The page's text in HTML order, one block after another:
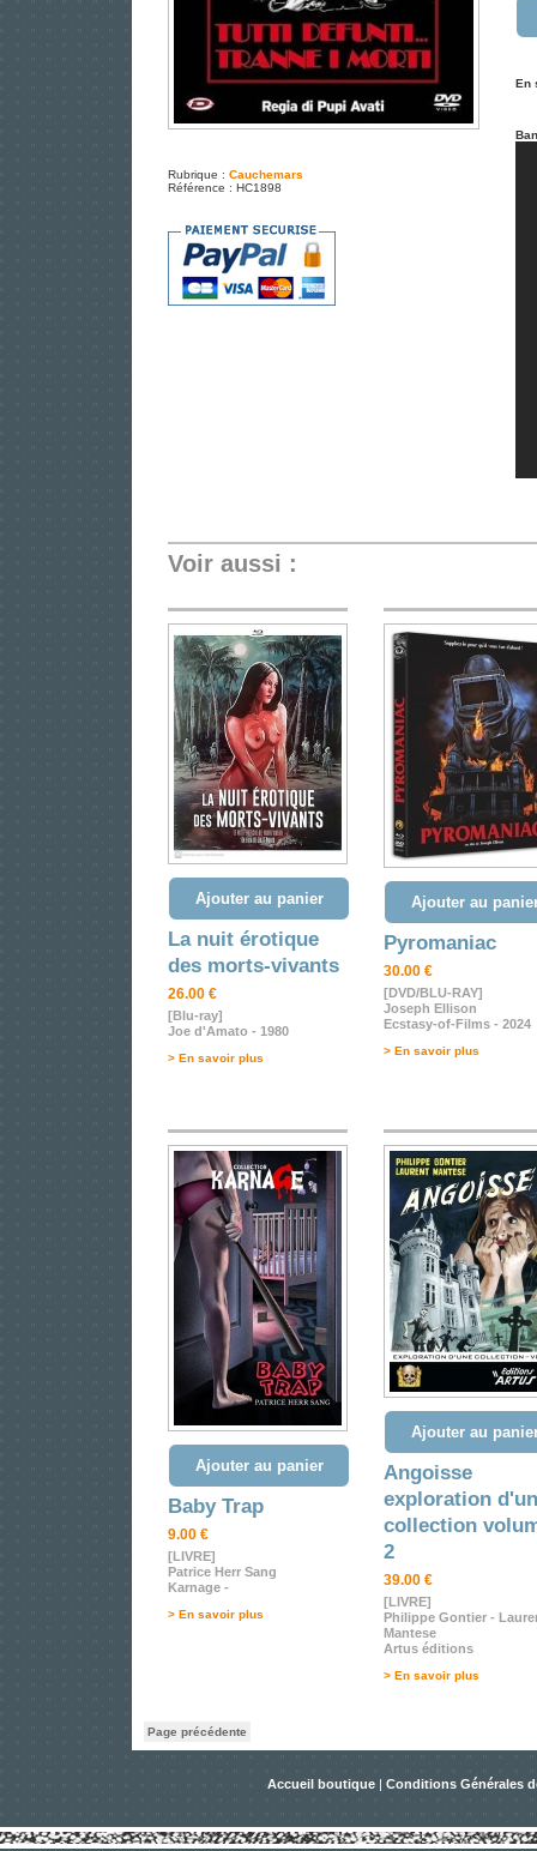
Rubrique : Cauchemars
Référence : HC1898
En
Voir aussi :
Ajouter au panier
La nuit érotique
des morts-vivants
26.00 €
[Blu-ray]
Joe d'Amato - 1980
> En savoir plus
Ajouter au
Pyromaniac
30.00 €
[DVD/BLU-RAY]
Joseph Ellison
Ecstasy-of-Films - 2024
> En savoir plus
Ajouter au panier
Baby Trap
9.00 €
[LIVRE]
Patrice Herr Sang
Karnage -
> En savoir plus
Ajouter au
Angoisse
exploration
collection
2
39.00 €
[LIVRE]
Philippe Gontier -
Mantese
Artus éditions
> En savoir plus
Page précédente
Accueil boutique | Conditions Générales